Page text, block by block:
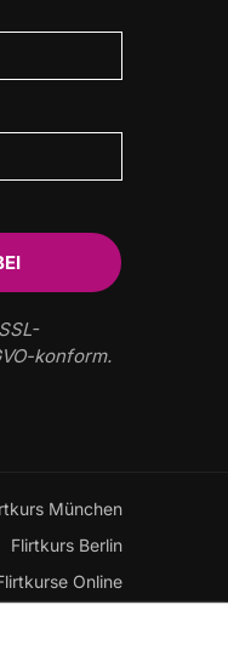
konform.
München
Flirtkurs Berlin
Online